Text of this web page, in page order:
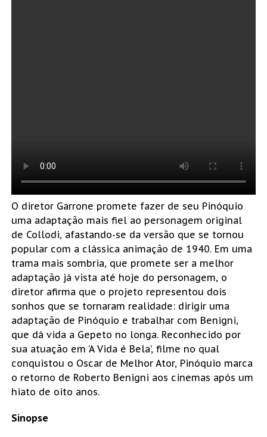
O diretor Garrone promete fazer de seu Pinóquio
uma adaptação mais fiel ao personagem original
de Collodi, afastando-se da versão que se tornou
popular com a clássica animação de 1940. Em uma
trama mais sombria, que promete ser a melhor
adaptação já vista até hoje do personagem, o
diretor afirma que o projeto representou dois
sonhos que se tornaram realidade: dirigir uma
adaptação de Pinóquio e trabalhar com Benigni,
que dá vida a Gepeto no longa. Reconhecido por
sua atuação em ‘A Vida é Bela’, filme no qual
conquistou o Oscar de Melhor Ator, Pinóquio marca
o retorno de Roberto Benigni aos cinemas após um
hiato de oito anos.
Sinopse